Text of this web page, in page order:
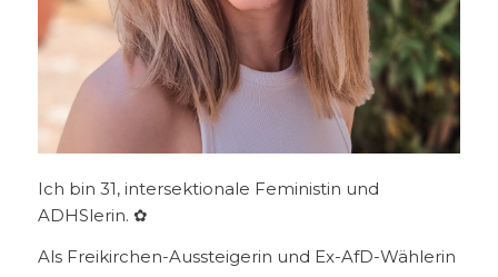
Ich bin 31, intersektionale Feministin und
ADHSlerin. ✿
Als Freikirchen-Aussteigerin und Ex-AfD-Wählerin